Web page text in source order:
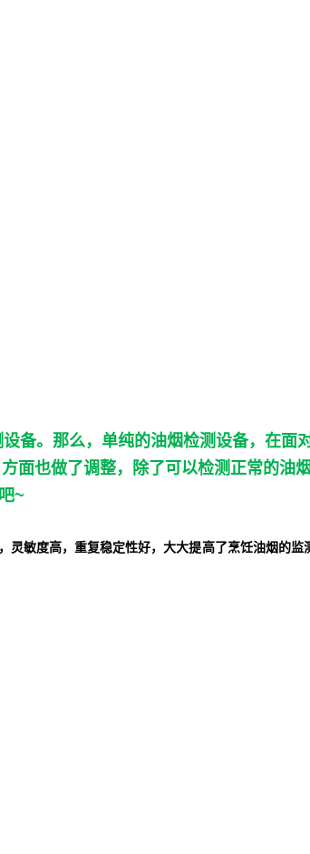
备。那么，单纯的油烟检测设备，在面
面也做了调整，除了可以检测正常的油
~
灵敏度高，重复稳定性好，大大提高了烹饪油烟的监